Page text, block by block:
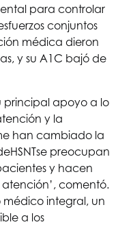
para controlar
conjuntos
médica dieron
y su A1C bajó de
principal apoyo a lo
y la
han cambiado la
HSNTse preocupan
y hacen
comentó.
integral, un
a los